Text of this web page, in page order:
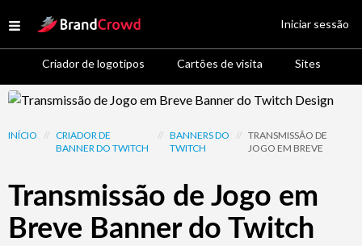
Open menu
Site Logo
Criador de logotipos Cartões de visita Sites
Iniciar sessão
Design Template Preview
INÍCIO // CRIADOR DE
BANNER DO TWITCH
// BANNERS DO
TWITCH
// TRANSMISSÃO DE
JOGO EM BREVE
Transmissão de Jogo em
Breve Banner do Twitch